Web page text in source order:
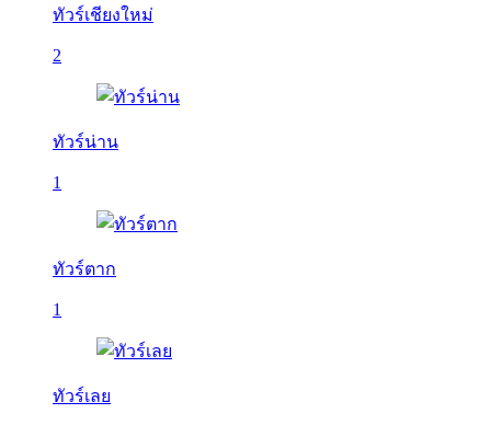
ทัวร์เชียงใหม่
2
ทัวร์น่าน
1
ทัวร์ตาก
1
ทัวร์เลย